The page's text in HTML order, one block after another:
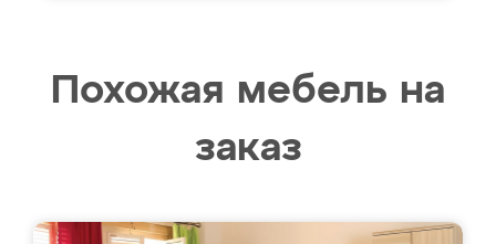
Похожая мебель на
заказ